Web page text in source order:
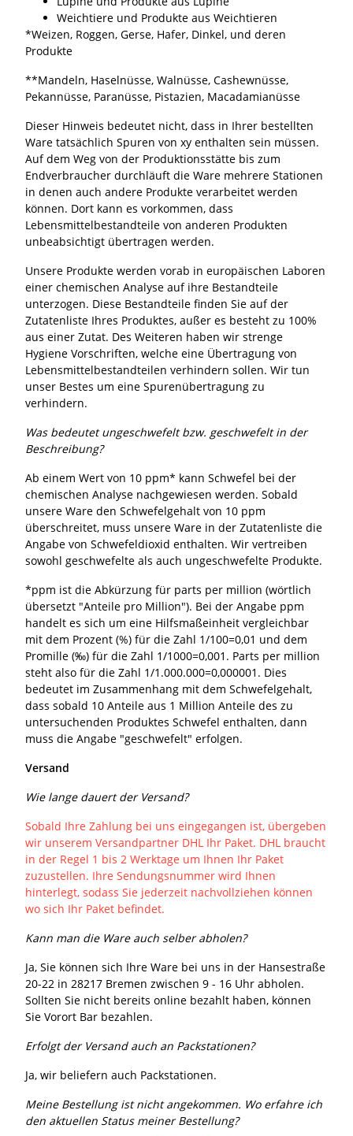
Weichtiere und Produkte aus Weichtieren
*Weizen, Roggen, Gerse, Hafer, Dinkel, und deren
Produkte
**Mandeln, Haselnüsse, Walnüsse, Cashewnüsse,
Pekannüsse, Paranüsse, Pistazien, Macadamianüsse
Dieser Hinweis bedeutet nicht, dass in Ihrer bestellten
Ware tatsächlich Spuren von xy enthalten sein müssen.
Auf dem Weg von der Produktionsstätte bis zum
Endverbraucher durchläuft die Ware mehrere Stationen
in denen auch andere Produkte verarbeitet werden
können. Dort kann es vorkommen, dass
Lebensmittelbestandteile von anderen Produkten
unbeabsichtigt übertragen werden.
Unsere Produkte werden vorab in europäischen Laboren
einer chemischen Analyse auf ihre Bestandteile
unterzogen. Diese Bestandteile finden Sie auf der
Zutatenliste Ihres Produktes, außer es besteht zu 100%
aus einer Zutat. Des Weiteren haben wir strenge
Hygiene Vorschriften, welche eine Übertragung von
Lebensmittelbestandteilen verhindern sollen. Wir tun
unser Bestes um eine Spurenübertragung zu
verhindern.
Was bedeutet ungeschwefelt bzw. geschwefelt in der
Beschreibung?
Ab einem Wert von 10 ppm* kann Schwefel bei der
chemischen Analyse nachgewiesen werden. Sobald
unsere Ware den Schwefelgehalt von 10 ppm
überschreitet, muss unsere Ware in der Zutatenliste die
Angabe von Schwefeldioxid enthalten. Wir vertreiben
sowohl geschwefelte als auch ungeschwefelte Produkte.
*ppm ist die Abkürzung für parts per million (wörtlich
übersetzt "Anteile pro Million"). Bei der Angabe ppm
handelt es sich um eine Hilfsmaßeinheit vergleichbar
mit dem Prozent (%) für die Zahl 1/100=0,01 und dem
Promille (‰) für die Zahl 1/1000=0,001. Parts per million
steht also für die Zahl 1/1.000.000=0,000001. Dies
bedeutet im Zusammenhang mit dem Schwefelgehalt,
dass sobald 10 Anteile aus 1 Million Anteile des zu
untersuchenden Produktes Schwefel enthalten, dann
muss die Angabe "geschwefelt" erfolgen.
Versand
Wie lange dauert der Versand?
Sobald Ihre Zahlung bei uns eingegangen ist, übergeben
wir unserem Versandpartner DHL Ihr Paket. DHL braucht
in der Regel 1 bis 2 Werktage um Ihnen Ihr Paket
zuzustellen. Ihre Sendungsnummer wird Ihnen
hinterlegt, sodass Sie jederzeit nachvollziehen können
wo sich Ihr Paket befindet.
Kann man die Ware auch selber abholen?
Ja, Sie können sich Ihre Ware bei uns in der Hansestraße
20-22 in 28217 Bremen zwischen 9 - 16 Uhr abholen.
Sollten Sie nicht bereits online bezahlt haben, können
Sie Vorort Bar bezahlen.
Erfolgt der Versand auch an Packstationen?
Ja, wir beliefern auch Packstationen.
Meine Bestellung ist nicht angekommen. Wo erfahre ich
den aktuellen Status meiner Bestellung?